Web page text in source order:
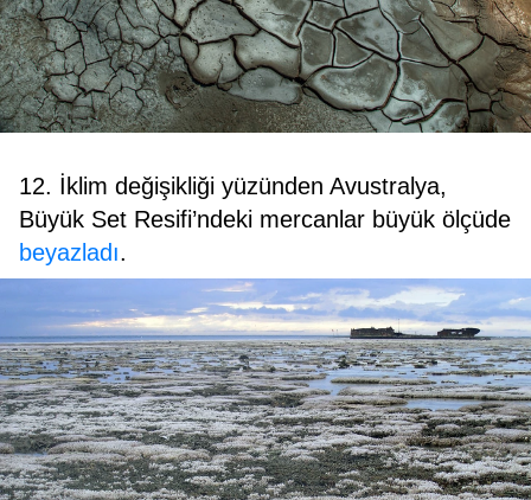
12. İklim değişikliği yüzünden Avustralya,
Büyük Set Resifi’ndeki mercanlar büyük ölçüde
beyazladı.